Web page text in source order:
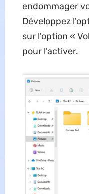
endommager
Développez
sur l'option «
pour l'activer.